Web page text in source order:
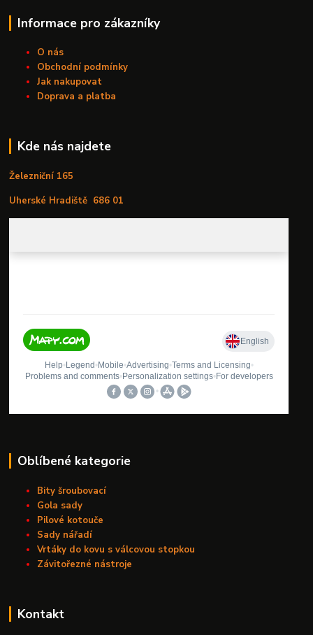
Informace pro zákazníky
O nás
Obchodní podmínky
Jak nakupovat
Doprava a platba
Kde nás najdete
Železniční 165
Uherské Hradiště 686 01
Oblíbené kategorie
Bity šroubovací
Gola sady
Pilové kotouče
Sady nářadí
Vrtáky do kovu s válcovou stopkou
Závitořezné nástroje
Kontakt